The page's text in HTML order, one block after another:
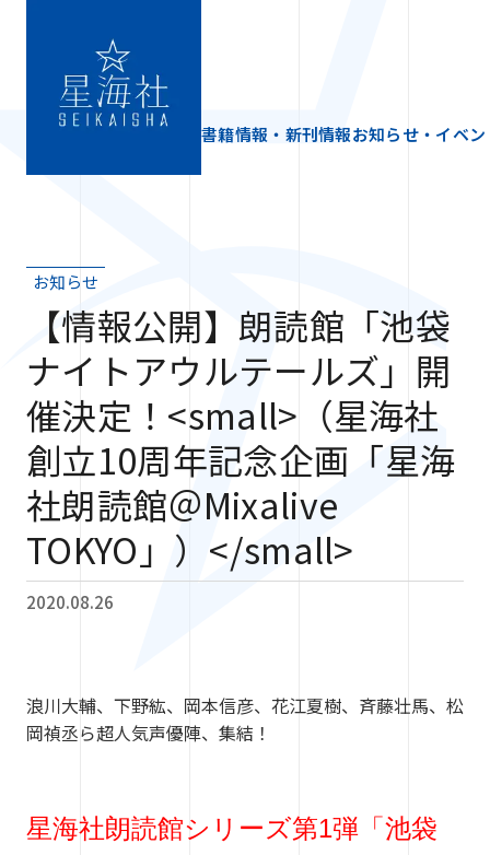
書籍情報・新刊情報お知らせ・イベン
お知らせ
【情報公開】朗読館「池袋
ナイトアウルテールズ」開
催決定！<small>（星海社
創立10周年記念企画「星海
社朗読館＠Mixalive
TOKYO」）</small>
2020.08.26
浪川大輔、下野紘、岡本信彦、花江夏樹、斉藤壮馬、松
岡禎丞ら超人気声優陣、集結！
星海社朗読館シリーズ第1弾「池袋